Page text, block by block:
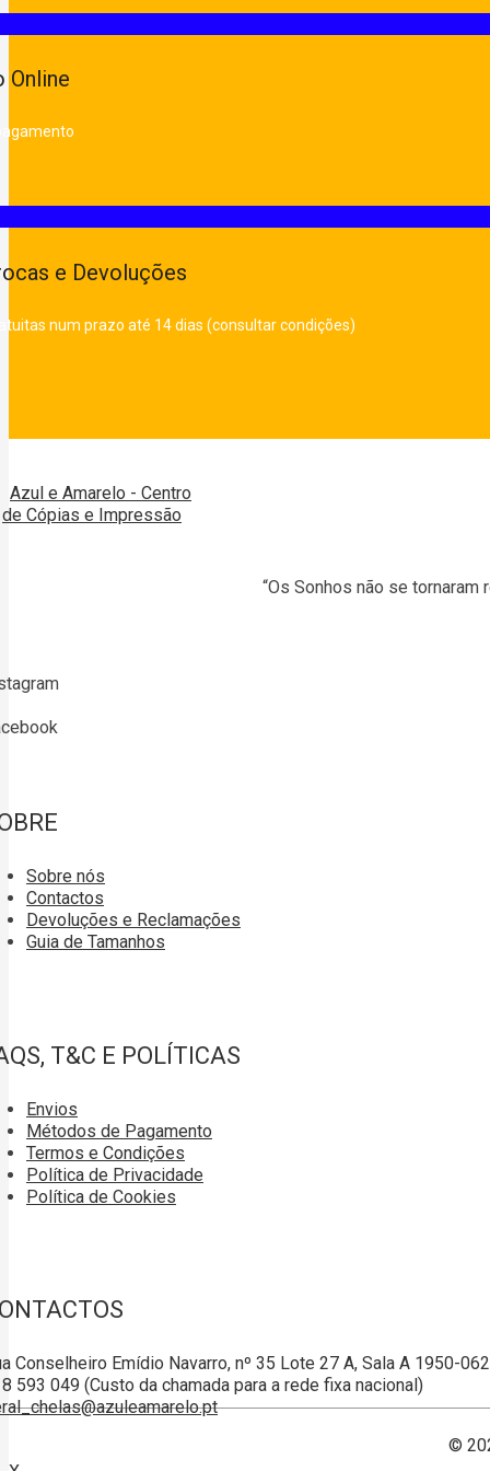
Online
e Devoluções
num prazo até 14 dias (consultar condições)
“Os Sonhos não se
Sobre nós
Contactos
Devoluções e Reclamações
Guia de Tamanhos
T&C E POLÍTICAS
Envios
Métodos de Pagamento
Termos e Condições
Política de Privacidade
Política de Cookies
Conselheiro Emídio Navarro, nº 35 Lote 27 A, Sala A 1950-
593 049 (Custo da chamada para a rede fixa nacional)
©